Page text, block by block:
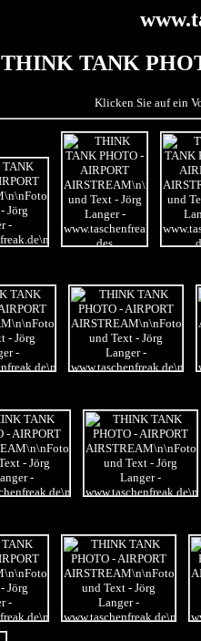
THINK TANK
Klicken Sie auf ein